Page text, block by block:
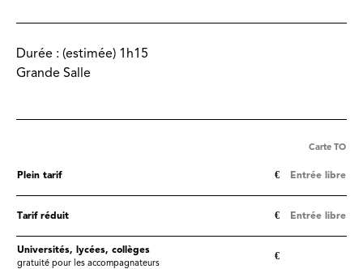
Durée : (estimée) 1h15
Grande Salle
Carte TO
Plein tarif € Entrée libre
Tarif réduit € Entrée libre
Universités, lycées, collèges
gratuité pour les accompagnateurs
€